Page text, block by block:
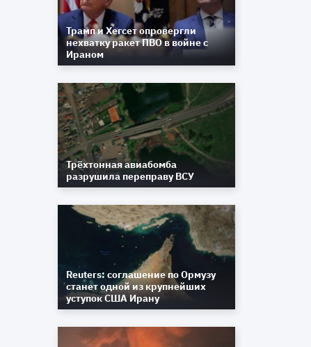
Трамп и Хегсет опровергли
нехватку ракет ПВО в войне с
Ираном
Трёхтонная авиабомба
разрушила переправу ВСУ
Reuters: соглашение по Ормузу
станет одной из крупнейших
уступок США Ирану